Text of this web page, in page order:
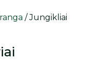
/ Jungikliai